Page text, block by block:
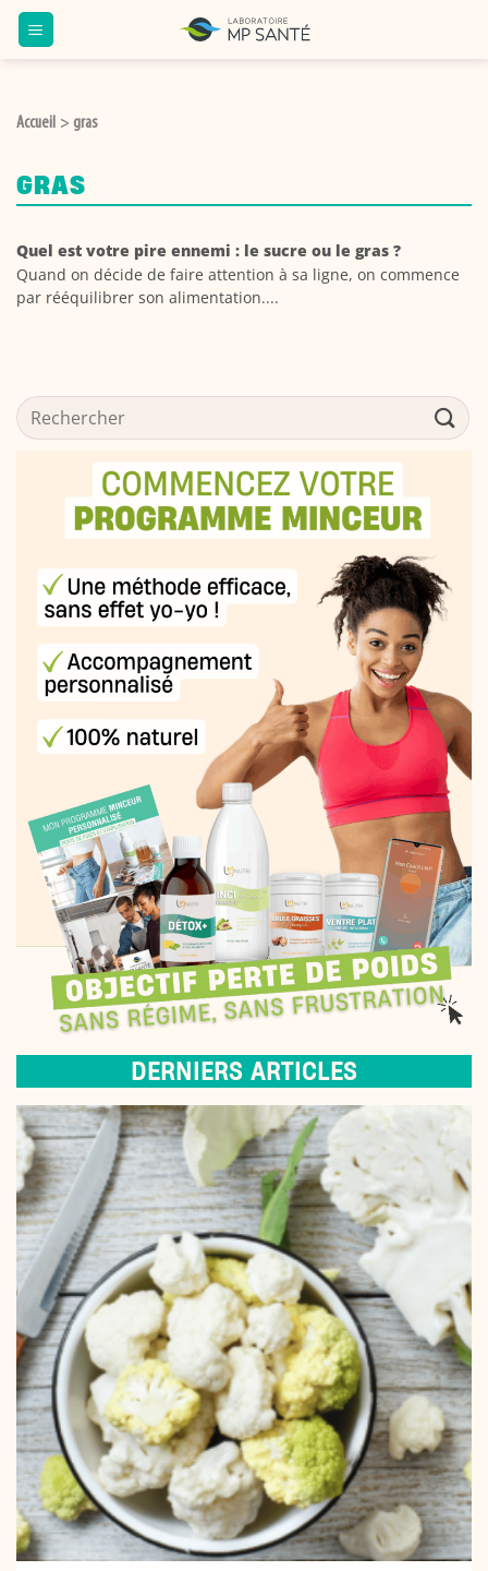
Passer
au
Accueil > gras
GRAS
Quel est votre pire ennemi : le sucre ou le gras ?
Quand on décide de faire attention à sa ligne, on commence
par rééquilibrer son alimentation....
DERNIERS ARTICLES